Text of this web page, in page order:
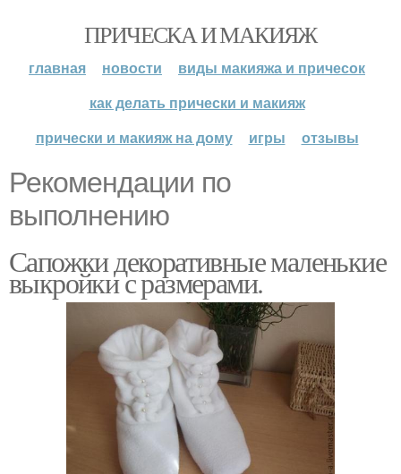
ПРИЧЕСКА И МАКИЯЖ
главная новости
виды макияжа и причесок
как делать прически и макияж
прически и макияж на дому
игры отзывы
Рекомендации по
выполнению
Сапожки декоративные маленькие
выкройки с размерами.